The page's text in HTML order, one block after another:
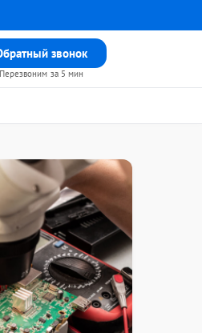
звонок
Перезвоним за 5 мин